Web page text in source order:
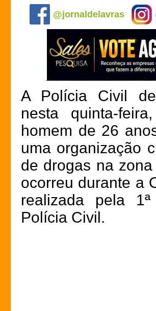
@jornaldelavras
A Polícia Civil
nesta quinta-
homem de 26
uma organização
de drogas na
ocorreu durante a
realizada pela
Polícia Civil.